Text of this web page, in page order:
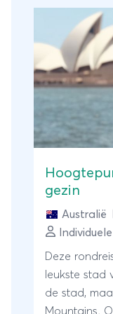
gezin
Australië
Deze
leukste stad
de stad,
Mountains.